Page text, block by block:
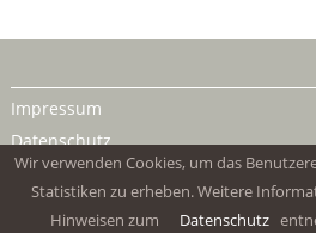
Wir verwenden Cookies, um das
Statistiken zu erheben. Weitere
Hinweisen zum
Datenschutz
Impressum
Datenschutz